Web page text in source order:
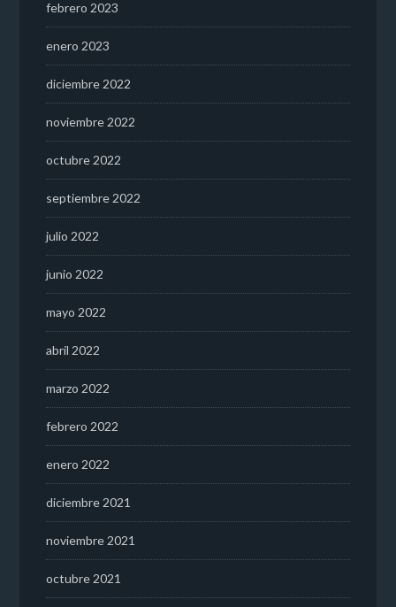
febrero 2023
enero 2023
diciembre 2022
noviembre 2022
octubre 2022
septiembre 2022
julio 2022
junio 2022
mayo 2022
abril 2022
marzo 2022
febrero 2022
enero 2022
diciembre 2021
noviembre 2021
octubre 2021